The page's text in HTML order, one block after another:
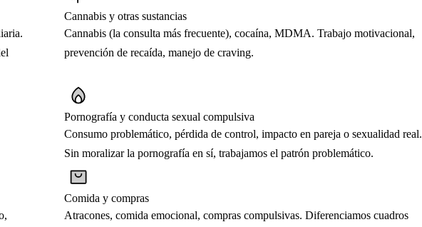
Cannabis y otras sustancias
Cannabis (la consulta más frecuente), cocaína, MDMA. Trabajo motivacional,
prevención de recaída, manejo de craving.
Pornografía y conducta sexual compulsiva
Consumo problemático, pérdida de control, impacto en pareja o sexualidad real.
Sin moralizar la pornografía en sí, trabajamos el patrón problemático.
Comida y compras
Atracones, comida emocional, compras compulsivas. Diferenciamos cuadros